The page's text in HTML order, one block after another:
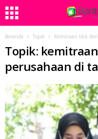
Beranda Topik Kemitraan bkk
Topik:
perusahaan di